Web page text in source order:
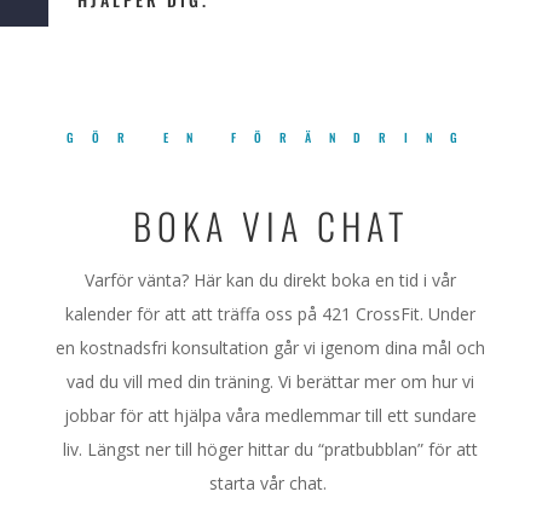
GÖR EN FÖRÄNDRING
BOKA VIA CHAT
Varför vänta? Här kan du direkt boka en tid i vår
kalender för att att träffa oss på 421 CrossFit. Under
en kostnadsfri konsultation går vi igenom dina mål och
vad du vill med din träning. Vi berättar mer om hur vi
jobbar för att hjälpa våra medlemmar till ett sundare
liv. Längst ner till höger hittar du “pratbubblan” för att
starta vår chat.